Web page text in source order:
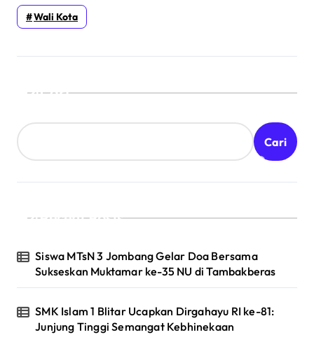
Wali Kota
Cari
Cari
Recent Posts
Siswa MTsN 3 Jombang Gelar Doa Bersama
Sukseskan Muktamar ke-35 NU di Tambakberas
SMK Islam 1 Blitar Ucapkan Dirgahayu RI ke-81:
Junjung Tinggi Semangat Kebhinekaan